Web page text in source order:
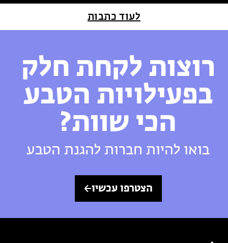
לעוד כתבות
רוצות לקחת חלק
בפעילויות הטבע
הכי שוות?
בואו להיות חברות להגנת הטבע
הצטרפו עכשיו